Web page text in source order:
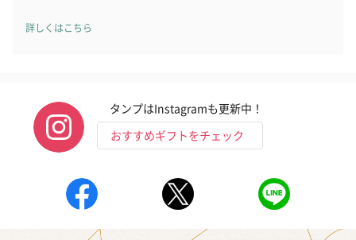
詳しくはこちら
タンプはInstagramも更新中！
おすすめギフトをチェック